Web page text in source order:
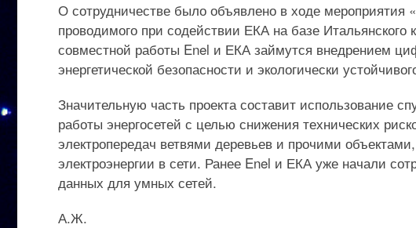
О сотрудничестве было объявлено в ходе мероприятия
проводимого при содействии ЕКА на базе Итальянского
совместной работы Enel и ЕКА займутся внедрением
энергетической безопасности и экологически
Значительную часть проекта составит использование
работы энергосетей с целью снижения технических
электропередач ветвями деревьев и прочими
электроэнергии в сети. Ранее Enel и ЕКА уже начали
данных для умных сетей.
А.Ж.